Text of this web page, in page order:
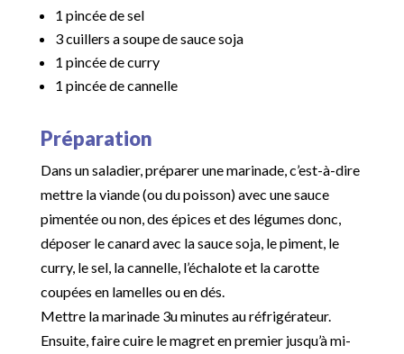
1 pincée de sel
3 cuillers a soupe de sauce soja
1 pincée de curry
1 pincée de cannelle
Préparation
Dans un saladier, préparer une marinade, c’est-à-dire
mettre la viande (ou du poisson) avec une sauce
pimentée ou non, des épices et des légumes donc,
déposer le canard avec la sauce soja, le piment, le
curry, le sel, la cannelle, l’échalote et la carotte
coupées en lamelles ou en dés.
Mettre la marinade 3u minutes au réfrigérateur.
Ensuite, faire cuire le magret en premier jusqu’à mi-